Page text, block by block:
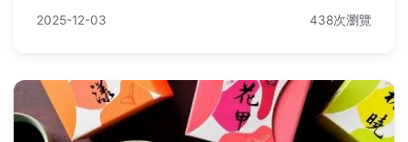
2025-12-03 438次瀏覽